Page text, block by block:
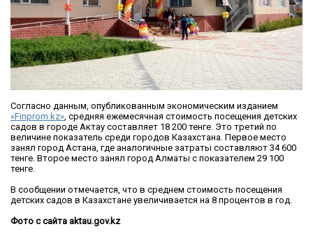
Согласно данным, опубликованным экономическим изданием
«Finprom.kz» , средняя ежемесячная стоимость посещения детских
садов в городе Актау составляет 18 200 тенге. Это третий по
величине показатель среди городов Казахстана. Первое место
занял город Астана, где аналогичные затраты составляют 34 600
тенге. Второе место занял город Алматы с показателем 29 100
тенге.
В сообщении отмечается, что в среднем стоимость посещения
детских садов в Казахстане увеличивается на 8 процентов в год.
Фото с сайта aktau.gov.kz